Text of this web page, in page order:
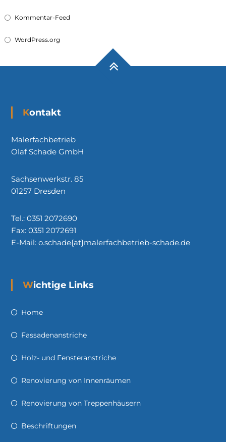
Kommentar-Feed
WordPress.org
Kontakt
Malerfachbetrieb
Olaf Schade GmbH
Sachsenwerkstr. 85
01257 Dresden
Tel.: 0351 2072690
Fax: 0351 2072691
E-Mail: o.schade{at}malerfachbetrieb-schade.de
Wichtige Links
Home
Fassadenanstriche
Holz- und Fensteranstriche
Renovierung von Innenräumen
Renovierung von Treppenhäusern
Beschriftungen